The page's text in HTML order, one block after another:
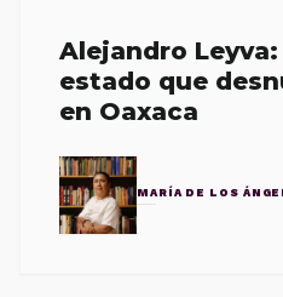
Alejandro
estado que
en Oaxaca
MARÍA DE LOS